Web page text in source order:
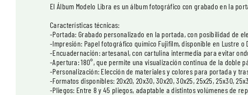
El Álbum Modelo Libra es un álbum fotográfico con grabado en la
Características técnicas:
-Portada: Grabado personalizado en la portada, con posibilidad de
-Impresión: Papel fotográfico químico Fujifilm, disponible en Lustre o
-Encuadernación: artesanal, con cartulina intermedia para evitar
-Apertura: 180°, que permite una visualización continua de la doble
-Personalización: Elección de materiales y colores para portada y
-Formatos disponibles: 20x20, 20x30, 30x20, 30x25, 25x25, 25x30,
-Pliegos: Entre 8 y 45 pliegos, adaptable a distintos volúmenes de